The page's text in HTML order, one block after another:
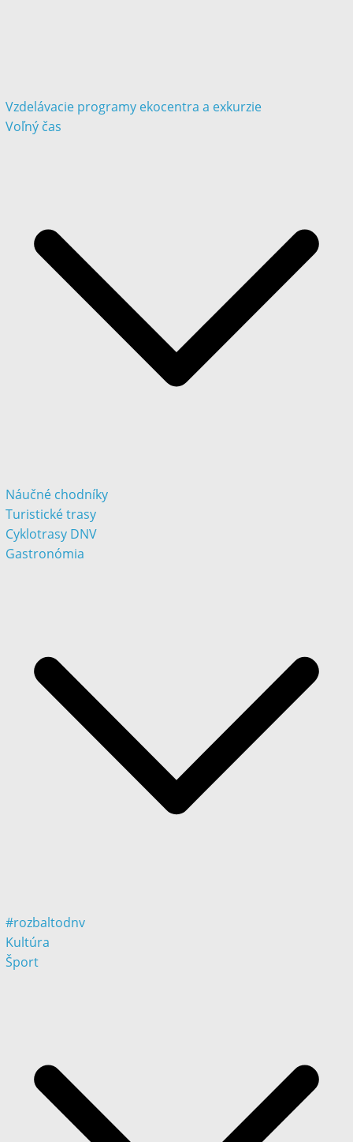
Vzdelávacie programy ekocentra a exkurzie
Voľný čas
Náučné chodníky
Turistické trasy
Cyklotrasy DNV
Gastronómia
#rozbaltodnv
Kultúra
Šport